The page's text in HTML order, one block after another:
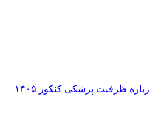
ظرفیت پزشکی کنکور ۱۴۰۵